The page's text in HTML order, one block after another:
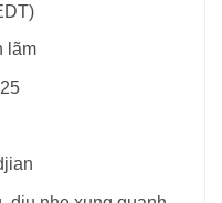
lãm